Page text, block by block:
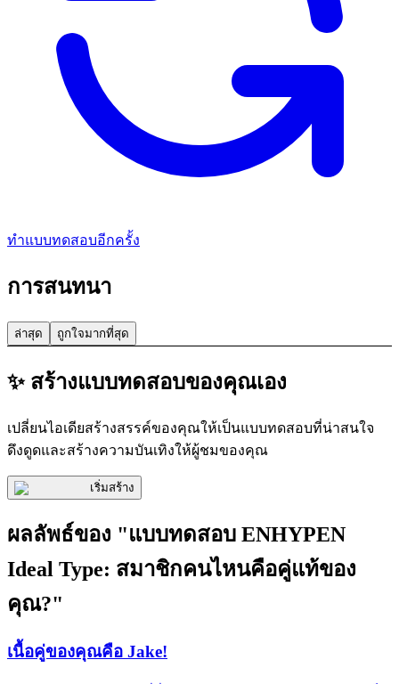
ทำแบบทดสอบอีกครั้ง
การสนทนา
ล่าสุด ถูกใจมากที่สุด
✨ สร้างแบบทดสอบของคุณเอง
เปลี่ยนไอเดียสร้างสรรค์ของคุณให้เป็นแบบทดสอบที่น่าสนใจ
ดึงดูดและสร้างความบันเทิงให้ผู้ชมของคุณ
เริ่มสร้าง
ผลลัพธ์ของ "แบบทดสอบ ENHYPEN
Ideal Type: สมาชิกคนไหนคือคู่แท้ของ
คุณ?"
เนื้อคู่ของคุณคือ Jake!